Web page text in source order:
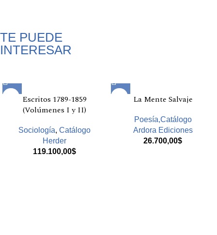
TE PUEDE
INTERESAR
Escritos 1789-1859
(Volúmenes I y II)
Sociología, Catálogo
Herder
119.100,00$
La Mente Salvaje
Poesía,Catálogo
Ardora Ediciones
26.700,00$